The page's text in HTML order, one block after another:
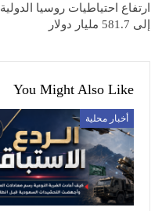
ارتفاع احتياطيات روسيا الدولية
إلى 581.7 مليار دولار
You Might Also Like
أخبار محلية